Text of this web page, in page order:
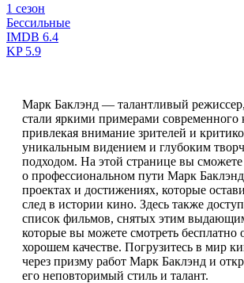
1 сезон
Бессильные
IMDB 6.4
KP5.9
Марк Баклэнд — талантливый
стали яркими примерами современного
привлекая внимание зрителей и
уникальным видением и глубоким
подходом. На этой странице вы сможете
о профессиональном пути Марк
проектах и достижениях, которые
след в истории кино. Здесь также
список фильмов, снятых этим
которые вы можете смотреть бесплатно
хорошем качестве. Погрузитесь в мир
через призму работ Марк Баклэнд и
его неповторимый стиль и талант.